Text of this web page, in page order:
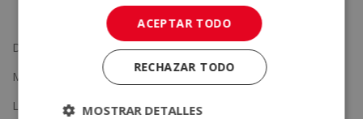
Inteligencia Artificial
Diplomas de Experto
Másters de Formación Permanente
Liderazgo y Comunicación
ACEPTAR TODO
RECHAZAR TODO
MOSTRAR DETALLES